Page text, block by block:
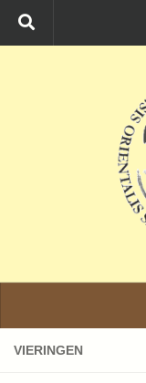
Ga naar de inhoud
VIERINGEN